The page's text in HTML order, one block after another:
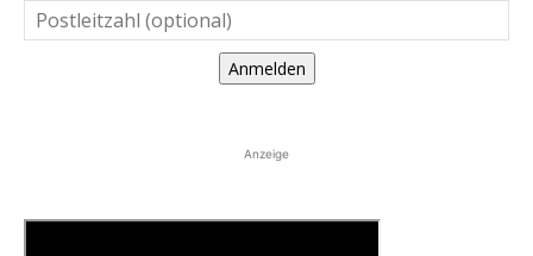
Anmelden
Anzeige